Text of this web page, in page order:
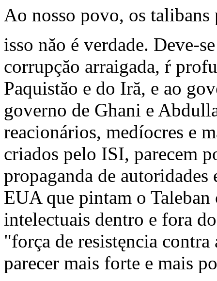
Ao nosso povo, os talibans
isso năo é verdade. Deve-
corrupçăo arraigada, ŕ
Paquistăo e do Iră, e ao
governo de Ghani e
reacionários, medíocres e
criados pelo ISI, parecem
propaganda de
EUA que pintam o
intelectuais dentro e fora
"força de resistęncia
parecer mais forte e mais